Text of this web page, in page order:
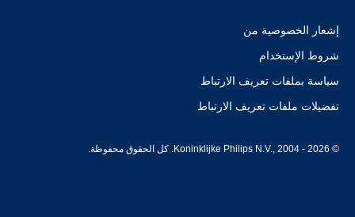
إشعار الخصوصية من
شروط الإستخدام
سياسة بملفات تعريف الارتباط
تفضيلات ملفات تعريف الارتباط
© Koninklijke Philips N.V., 2004 - 2026. كل الحقوق محفوظة.